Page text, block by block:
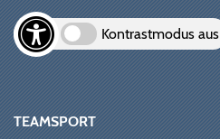
Kontrastmodus aus
TEAMSPORT